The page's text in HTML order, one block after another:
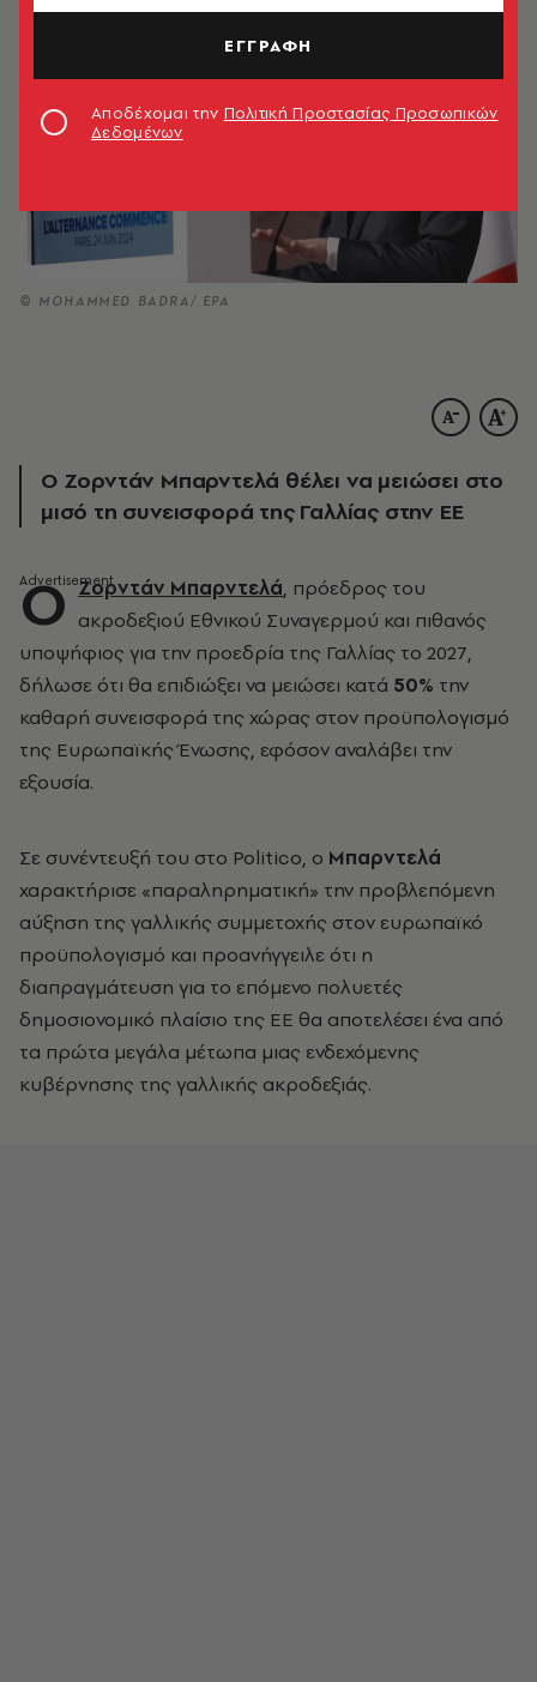
© MOHAMMED BADRA/ EPA
Ο Ζορντάν Μπαρντελά θέλει να μειώσει στο
μισό τη συνεισφορά της Γαλλίας στην ΕΕ
Ο Ζορντάν Μπαρντελά, πρόεδρος του
ακροδεξιού Εθνικού Συναγερμού και πιθανός
υποψήφιος για την προεδρία της Γαλλίας το 2027,
δήλωσε ότι θα επιδιώξει να μειώσει κατά 50% την
καθαρή συνεισφορά της χώρας στον προϋπολογισμό
της Ευρωπαϊκής Ένωσης, εφόσον αναλάβει την
εξουσία.
Σε συνέντευξή του στο Politico, ο Μπαρντελά
χαρακτήρισε «παραληρηματική» την προβλεπόμενη
αύξηση της γαλλικής συμμετοχής στον ευρωπαϊκό
προϋπολογισμό και προανήγγειλε ότι η
διαπραγμάτευση για το επόμενο πολυετές
δημοσιονομικό πλαίσιο της ΕΕ θα αποτελέσει ένα από
τα πρώτα μεγάλα μέτωπα μιας ενδεχόμενης
κυβέρνησης της γαλλικής ακροδεξιάς.
ΕΓΓΡΑΦΗ
Αποδέχομαι την Πολιτική Προστασίας Προσωπικών
Δεδομένων